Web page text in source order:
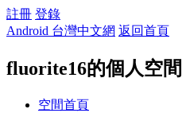
註冊 登錄
Android 台灣中文網 返回首頁
fluorite16的個人空間
空間首頁